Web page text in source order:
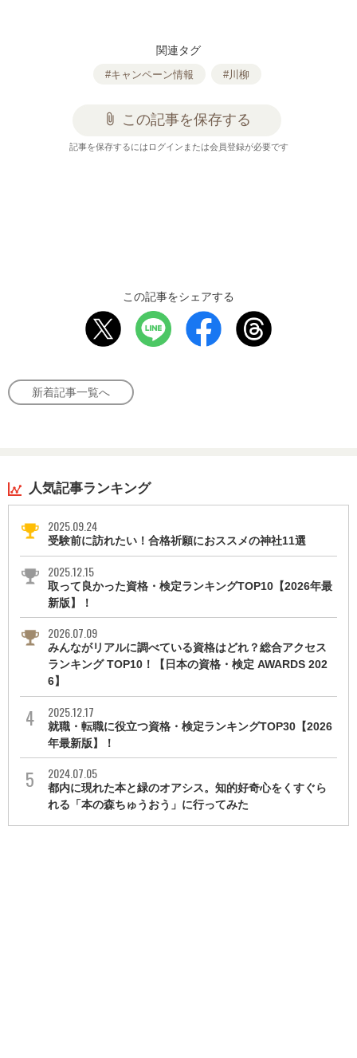
関連タグ
#キャンペーン情報 #川柳
attach_file この記事を保存する
記事を保存するにはログインまたは会員登録が必要です
この記事をシェアする
新着記事一覧へ
人気記事ランキング
2025.09.24
受験前に訪れたい！合格祈願におススメの神社11選
2025.12.15
取って良かった資格・検定ランキングTOP10【2026年最
新版】！
2026.07.09
みんながリアルに調べている資格はどれ？総合アクセス
ランキング TOP10！【日本の資格・検定 AWARDS 202
6】
2025.12.17
就職・転職に役立つ資格・検定ランキングTOP30【2026
年最新版】！
2024.07.05
都内に現れた本と緑のオアシス。知的好奇心をくすぐら
れる「本の森ちゅうおう」に行ってみた